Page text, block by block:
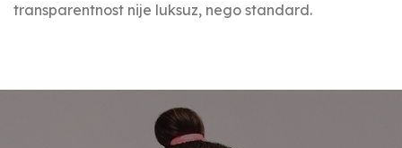
transparentnost nije luksuz, nego standard.